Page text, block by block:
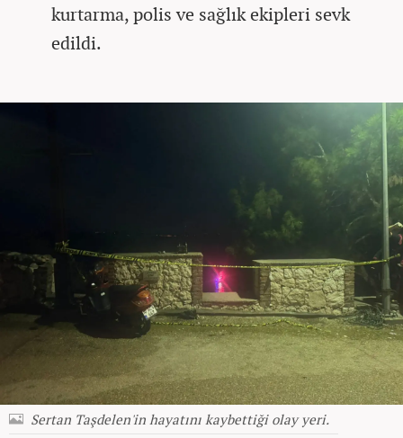
kurtarma, polis ve sağlık ekipleri sevk
edildi.
Sertan Taşdelen'in hayatını kaybettiği olay yeri.